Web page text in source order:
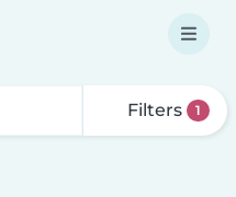
Filters 1